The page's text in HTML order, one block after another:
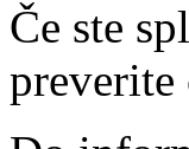
Če ste
preverite